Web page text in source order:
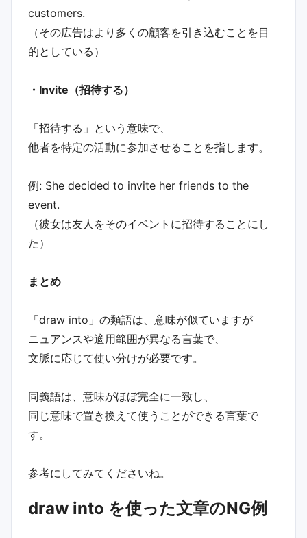
customers.
（その広告はより多くの顧客を引き込むことを目
的としている）
・Invite（招待する）
「招待する」という意味で、
他者を特定の活動に参加させることを指します。
例: She decided to invite her friends to the
event.
（彼女は友人をそのイベントに招待することにし
た）
まとめ
「draw into」の類語は、意味が似ていますが
ニュアンスや適用範囲が異なる言葉で、
文脈に応じて使い分けが必要です。
同義語は、意味がほぼ完全に一致し、
同じ意味で置き換えて使うことができる言葉で
す。
参考にしてみてくださいね。
draw into を使った文章のNG例